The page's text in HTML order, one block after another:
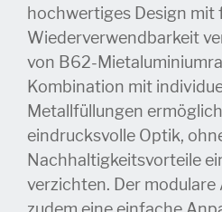
hochwertiges Design mit
Wiederverwendbarkeit
von B62-
Kombination mit
Metallfüllungen
eindrucksvolle Optik,
Nachhaltigkeitsvorteile
verzichten. Der